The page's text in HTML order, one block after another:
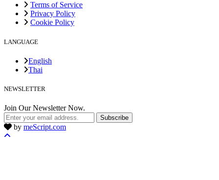
Terms of Service
Privacy Policy
Cookie Policy
LANGUAGE
English
Thai
NEWSLETTER
Join Our Newsletter Now.
Subscribe
by meScript.com